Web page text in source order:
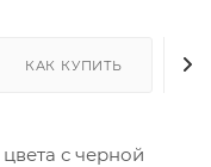
КАК КУПИТЬ
с черной